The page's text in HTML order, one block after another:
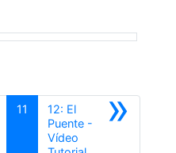
11 »
12: El
Puente -
Vídeo